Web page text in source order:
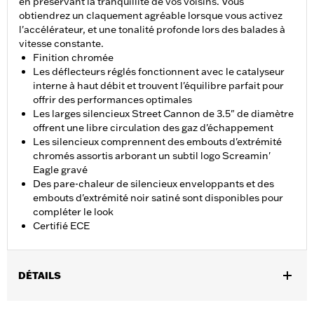
obtiendrez un claquement agréable lorsque vous activez
l'accélérateur, et une tonalité profonde lors des balades à
vitesse constante.
Finition chromée
Les déflecteurs réglés fonctionnent avec le catalyseur
interne à haut débit et trouvent l'équilibre parfait pour
offrir des performances optimales
Les larges silencieux Street Cannon de 3.5" de diamètre
offrent une libre circulation des gaz d'échappement
Les silencieux comprennent des embouts d'extrémité
chromés assortis arborant un subtil logo Screamin'
Eagle gravé
Des pare-chaleur de silencieux enveloppants et des
embouts d'extrémité noir satiné sont disponibles pour
compléter le look
Certifié ECE
DÉTAILS